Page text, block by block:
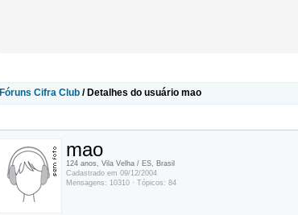
Fóruns Cifra Club / Detalhes do usuário mao
mao
124 anos, Vila Velha / ES, Brasil
Cadastrado em 09/12/2004
Mensagens: 10310 · Tópicos: 84